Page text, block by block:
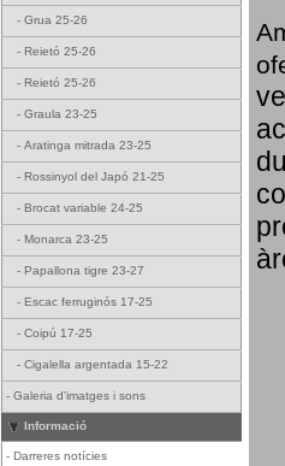
- Grua 25-26
- Reietó 25-26
- Reietó 25-26
- Graula 23-25
- Aratinga mitrada 23-25
- Rossinyol del Japó 21-25
- Brocat variable 24-25
- Monarca 23-25
- Papallona tigre 23-27
- Escac ferruginós 17-25
- Coipú 17-25
- Cigalella argentada 15-22
- Galeria d'imatges i sons
Informació
- Darreres notícies